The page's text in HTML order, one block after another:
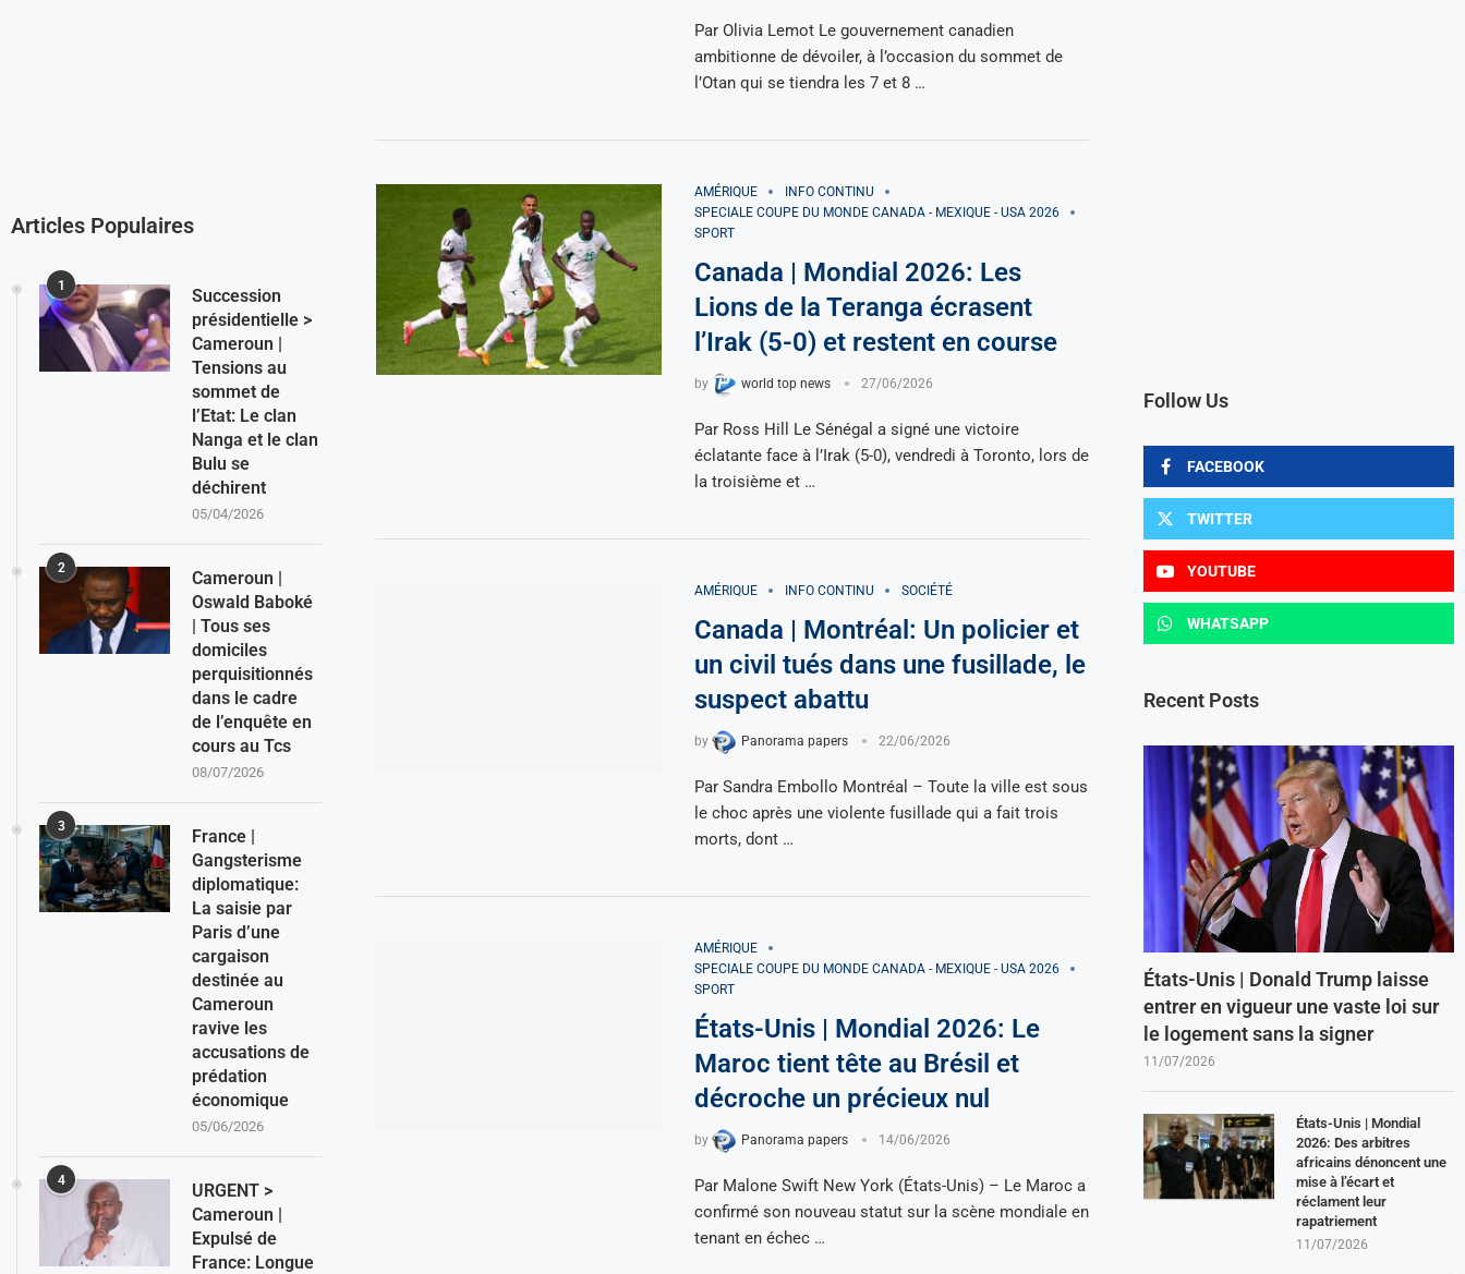
Par Olivia Lemot Le gouvernement canadien
ambitionne de dévoiler, à l’occasion du sommet de
l’Otan qui se tiendra les 7 et 8 …
AMÉRIQUE
INFO CONTINU
SPECIALE COUPE DU MONDE CANADA - MEXIQUE - USA 2026
SPORT
Canada | Mondial 2026: Les
Lions de la Teranga écrasent
l’Irak (5-0) et restent en course
by world top news 27/06/2026
Par Ross Hill Le Sénégal a signé une victoire
éclatante face à l’Irak (5-0), vendredi à Toronto, lors de
la troisième et …
AMÉRIQUE INFO CONTINU SOCIÉTÉ
Canada | Montréal: Un policier et
un civil tués dans une fusillade, le
suspect abattu
by Panorama papers 22/06/2026
Par Sandra Embollo Montréal – Toute la ville est sous
le choc après une violente fusillade qui a fait trois
morts, dont …
AMÉRIQUE
SPECIALE COUPE DU MONDE CANADA - MEXIQUE - USA 2026
SPORT
États-Unis | Mondial 2026: Le
Maroc tient tête au Brésil et
décroche un précieux nul
by Panorama papers 14/06/2026
Par Malone Swift New York (États-Unis) – Le Maroc a
confirmé son nouveau statut sur la scène mondiale en
tenant en échec …
Follow Us
FACEBOOK
TWITTER
YOUTUBE
WHATSAPP
Recent Posts
États-Unis | Donald Trump laisse
entrer en vigueur une vaste loi sur
le logement sans la signer
11/07/2026
États-Unis | Mondial
2026: Des arbitres
africains dénoncent une
mise à l’écart et
réclament leur
rapatriement
11/07/2026
Articles Populaires
1
Succession
présidentielle >
Cameroun |
Tensions au
sommet de
l’Etat: Le clan
Nanga et le clan
Bulu se
déchirent
05/04/2026
2
Cameroun |
Oswald Baboké
| Tous ses
domiciles
perquisitionnés
dans le cadre
de l’enquête en
cours au Tcs
08/07/2026
3
France |
Gangsterisme
diplomatique:
La saisie par
Paris d’une
cargaison
destinée au
Cameroun
ravive les
accusations de
prédation
économique
05/06/2026
4
URGENT >
Cameroun |
Expulsé de
France: Longue